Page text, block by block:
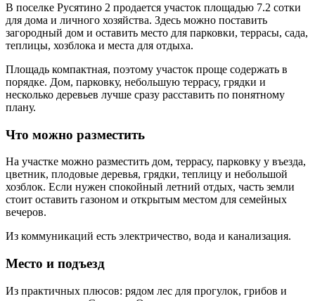
В поселке Русятино 2 продается участок площадью 7.2 сотки
для дома и личного хозяйства. Здесь можно поставить
загородный дом и оставить место для парковки, террасы, сада,
теплицы, хозблока и места для отдыха.
Площадь компактная, поэтому участок проще содержать в
порядке. Дом, парковку, небольшую террасу, грядки и
несколько деревьев лучше сразу расставить по понятному
плану.
Что можно разместить
На участке можно разместить дом, террасу, парковку у въезда,
цветник, плодовые деревья, грядки, теплицу и небольшой
хозблок. Если нужен спокойный летний отдых, часть земли
стоит оставить газоном и открытым местом для семейных
вечеров.
Из коммуникаций есть электричество, вода и канализация.
Место и подъезд
Из практичных плюсов: рядом лес для прогулок, грибов и